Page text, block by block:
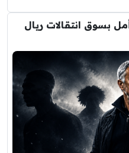
بسوق انتقالات ريال